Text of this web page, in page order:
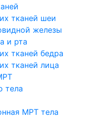
тканей шеи
железы
и рта
тканей бедра
тканей лица
тела
МРТ тела